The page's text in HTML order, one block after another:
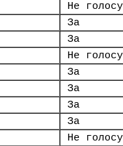
Не
За
За
Не
За
За
За
За
Не